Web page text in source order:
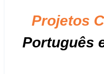
Projetos
Português